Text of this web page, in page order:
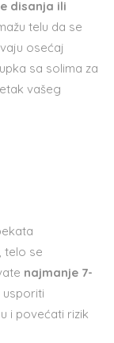
disanja ili
telu da se
osećaj
sa solima za
vašeg
telo se
najmanje 7-
usporiti
i povećati rizik